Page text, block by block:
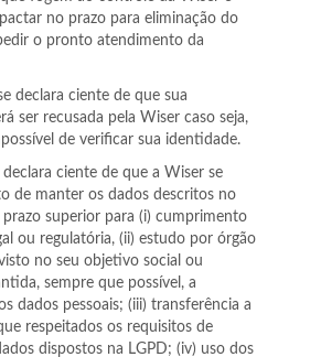
no prazo para eliminação do
o pronto atendimento da
declara ciente de que sua
ser recusada pela Wiser caso seja,
de verificar sua identidade.
ciente de que a Wiser se
de manter os dados descritos no
superior para (i) cumprimento
ou regulatória, (ii) estudo por órgão
no seu objetivo social ou
sempre que possível, a
dados pessoais; (iii) transferência a
respeitados os requisitos de
dispostos na LGPD; (iv) uso dos